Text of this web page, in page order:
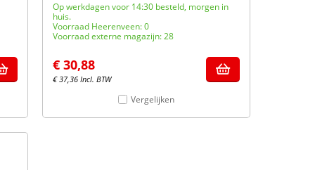
Op werkdagen voor 14:30 besteld, morgen in
huis.
Voorraad Heerenveen: 0
Voorraad externe magazijn: 28
€ 30,88
€37,36 Incl. BTW
Vergelijken